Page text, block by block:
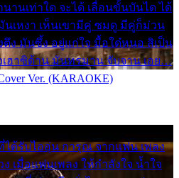
านเท่าใด จะได้ เลื่อนขั้นบันได ได้
นเหงา เห็นเขามีคู่ ซมดู มีคู่ก็ม่วน
ตึง มันซึ้ง อยู่แก่ใจ มื้อใด๋หนอ สิเป็น
เฮาซิด้าน มันทรมาน จับจาน เอย…
Ver. (KARAOKE)
ด้รับไออุ่น การุณ จากแฟน เพลง
เมื่อแฟนเพลง ให้กำลังใจ น้ำใจ